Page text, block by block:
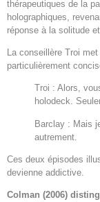
thérapeutiques de la
holographiques,
réponse à la solitude
La conseillère Troi
particulièrement
Troi : Alors,
holodeck.
Barclay : Mais
autrement.
Ces deux épisodes
devienne addictive.
Colman (2006)